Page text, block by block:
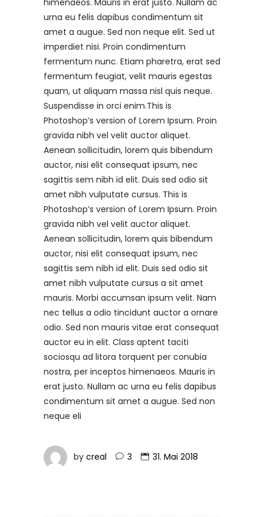
himenaeos. Mauris in erat justo. Nullam ac
urna eu felis dapibus condimentum sit
amet a augue. Sed non neque elit. Sed ut
imperdiet nisi. Proin condimentum
fermentum nunc. Etiam pharetra, erat sed
fermentum feugiat, velit mauris egestas
quam, ut aliquam massa nisl quis neque.
Suspendisse in orci enim.This is
Photoshop’s version of Lorem Ipsum. Proin
gravida nibh vel velit auctor aliquet.
Aenean sollicitudin, lorem quis bibendum
auctor, nisi elit consequat ipsum, nec
sagittis sem nibh id elit. Duis sed odio sit
amet nibh vulputate cursus. This is
Photoshop’s version of Lorem Ipsum. Proin
gravida nibh vel velit auctor aliquet.
Aenean sollicitudin, lorem quis bibendum
auctor, nisi elit consequat ipsum, nec
sagittis sem nibh id elit. Duis sed odio sit
amet nibh vulputate cursus a sit amet
mauris. Morbi accumsan ipsum velit. Nam
nec tellus a odio tincidunt auctor a ornare
odio. Sed non mauris vitae erat consequat
auctor eu in elit. Class aptent taciti
sociosqu ad litora torquent per conubia
nostra, per inceptos himenaeos. Mauris in
erat justo. Nullam ac urna eu felis dapibus
condimentum sit amet a augue. Sed non
neque eli
by creal 3 31. Mai 2018